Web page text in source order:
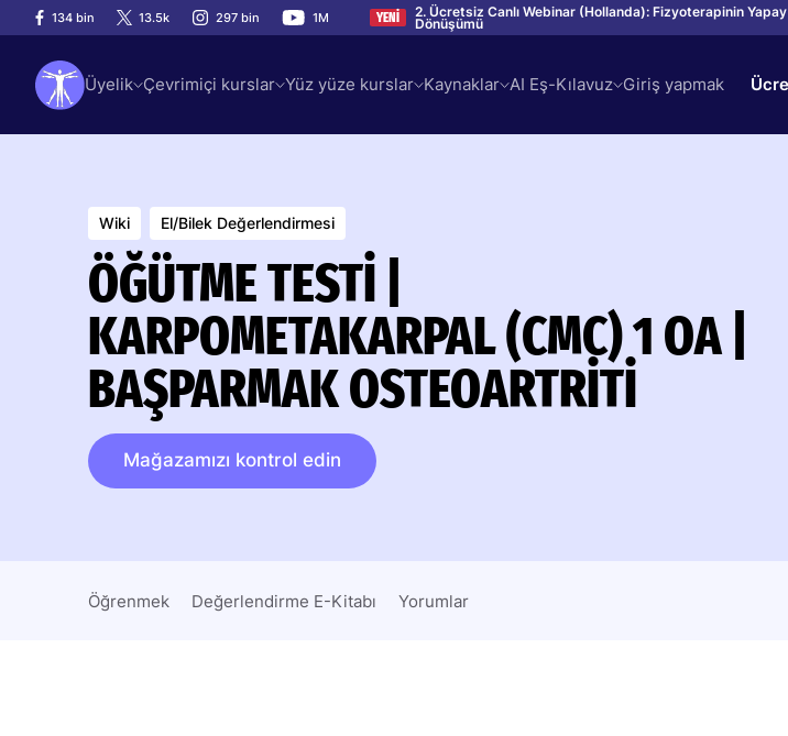
134 bin 13.5k 297 bin 1M YENİ 2. Ücretsiz Canlı Webinar (Hollanda): Fizyoterapinin
Dönüşümü
Üyelik Çevrimiçi kurslar Yüz yüze kurslar Kaynaklar AI Eş-Kılavuz Giriş yapmak
Wiki El/Bilek Değerlendirmesi
ÖĞÜTME TESTI |
KARPOMETAKARPAL (CMC) 1 OA |
BAŞPARMAK OSTEOARTRITI
Mağazamızı kontrol edin
Öğrenmek Değerlendirme E-Kitabı Yorumlar